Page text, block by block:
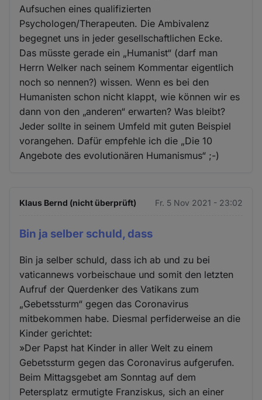
Aufsuchen eines qualifizierten
Psychologen/Therapeuten. Die Ambivalenz
begegnet uns in jeder gesellschaftlichen Ecke.
Das müsste gerade ein „Humanist“ (darf man
Herrn Welker nach seinem Kommentar eigentlich
noch so nennen?) wissen. Wenn es bei den
Humanisten schon nicht klappt, wie können wir es
dann von den „anderen“ erwarten? Was bleibt?
Jeder sollte in seinem Umfeld mit guten Beispiel
vorangehen. Dafür empfehle ich die „Die 10
Angebote des evolutionären Humanismus“ ;-)
Klaus Bernd (nicht überprüft) Fr. 5 Nov 2021 - 23:02
Bin ja selber schuld, dass
Bin ja selber schuld, dass ich ab und zu bei
vaticannews vorbeischaue und somit den letzten
Aufruf der Querdenker des Vatikans zum
„Gebetssturm“ gegen das Coronavirus
mitbekommen habe. Diesmal perfiderweise an die
Kinder gerichtet:
»Der Papst hat Kinder in aller Welt zu einem
Gebetssturm gegen das Coronavirus aufgerufen.
Beim Mittagsgebet am Sonntag auf dem
Petersplatz ermutigte Franziskus, sich an einer